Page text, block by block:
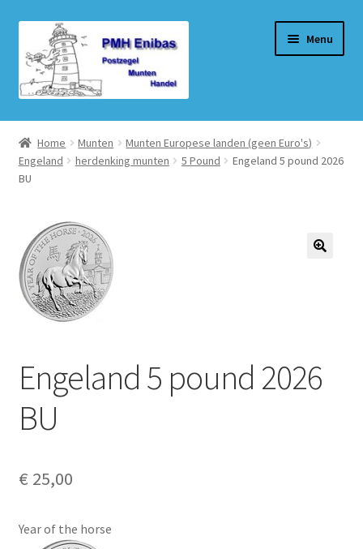
door
naar
navigatie
naar
de
inhoud
Menu
Home
Beurzen
Winkelmand
Afrekenen
Alg. voorw.
Privacybeleid PMH Enibas
Home Munten
Munten Europese landen (geen Euro's)
Engeland
herdenking munten 5 Pound
Engeland 5 pound 2026
BU
Engeland 5 pound 2026
BU
€ 25,00
Year of the horse